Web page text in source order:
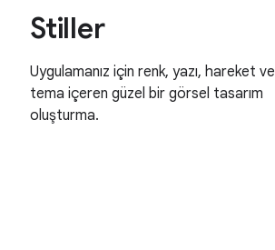
Stiller
Uygulamanız için renk, yazı, hareket ve
tema içeren güzel bir görsel tasarım
oluşturma.